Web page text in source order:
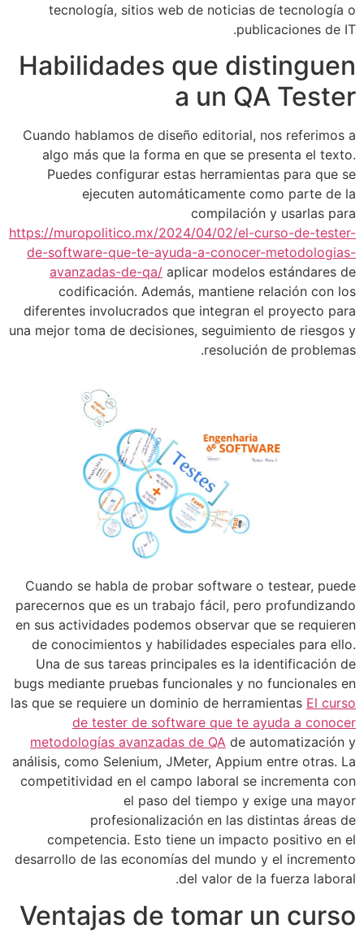
tecnología, sitios web de noticias
Habilidades que
a un
Cuando hablamos de diseño editorial,
algo más que la forma en que se
Puedes configurar estas
ejecuten automáticamente
https://muropolitico.mx/2024/04/02/el-
de-software-que-te-ayuda-a-
avanzadas-de-qa/ aplicar
codificación. Además, mantiene
diferentes involucrados que integran
una mejor toma de decisiones,
Cuando se habla de probar software
parecernos que es un trabajo fácil,
en sus actividades podemos observar
de conocimientos y habilidades
Una de sus tareas principales es la
bugs mediante pruebas funcionales y
las que se requiere un dominio de
de tester de software que te
metodologías avanzadas de QAde
análisis, como Selenium, JMeter,
competitividad en el campo laboral se
el paso del tiempo y
profesionalización en las
competencia. Esto tiene un
desarrollo de las economías del
del valor de
Ventajas de tomar